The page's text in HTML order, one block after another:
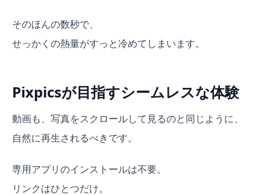
そのほんの数秒で、
せっかくの熱量がすっと冷めてしまいます。
Pixpicsが目指すシームレスな体験
動画も、写真をスクロールして見るのと同じように、
自然に再生されるべきです。
専用アプリのインストールは不要。
リンクはひとつだけ。